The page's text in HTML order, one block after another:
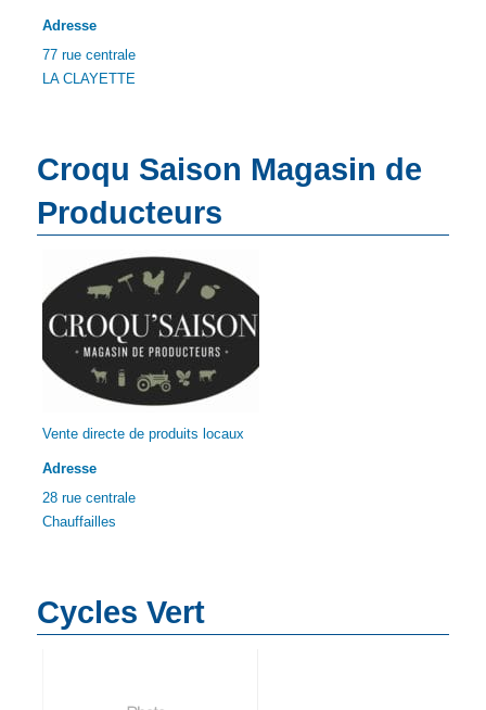
Adresse
77 rue centrale
LA CLAYETTE
Croqu Saison Magasin de
Producteurs
Vente directe de produits locaux
Adresse
28 rue centrale
Chauffailles
Cycles Vert